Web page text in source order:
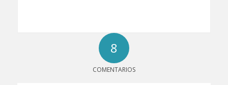
8
COMENTARIOS